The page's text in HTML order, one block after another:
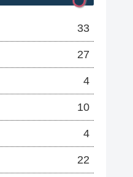
33
27
4
10
4
22